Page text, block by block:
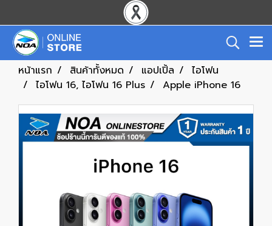
หน้าแรก สินค้าทั้งหมด แอปเปิ้ล
ไอโฟน
ไอโฟน 16, ไอโฟน 16 Plus
Apple iPhone 16